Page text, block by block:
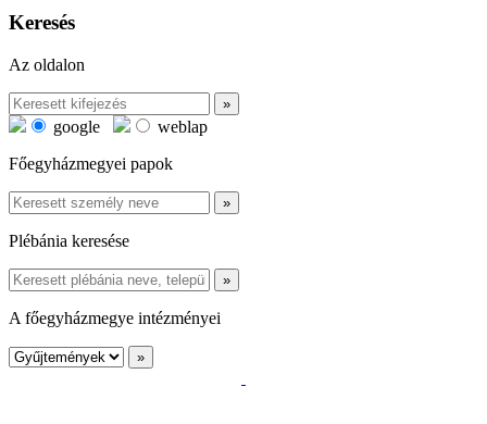
Keresés
Az oldalon
google
weblap
Főegyházmegyei papok
Plébánia keresése
A főegyházmegye intézményei